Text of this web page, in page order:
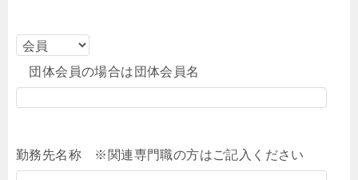
団体会員の場合は団体会員名
勤務先名称 ※関連専門職の方はご記入ください